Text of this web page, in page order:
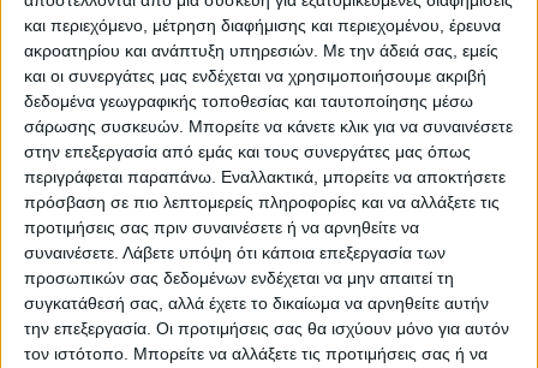
και περιεχόμενο, μέτρηση διαφήμισης και περιεχομένου, έρευνα
ακροατηρίου και ανάπτυξη υπηρεσιών. Με την άδειά σας, εμείς
και οι συνεργάτες μας ενδέχεται να χρησιμοποιήσουμε ακριβή
δεδομένα γεωγραφικής τοποθεσίας και ταυτοποίησης μέσω
σάρωσης συσκευών. Μπορείτε να κάνετε κλικ για να συναινέσετε
στην επεξεργασία από εμάς και τους συνεργάτες μας όπως
περιγράφεται παραπάνω. Εναλλακτικά, μπορείτε να αποκτήσετε
πρόσβαση σε πιο λεπτομερείς πληροφορίες και να αλλάξετε τις
προτιμήσεις σας πριν συναινέσετε ή να αρνηθείτε να
συναινέσετε. Λάβετε υπόψη ότι κάποια επεξεργασία των
προσωπικών σας δεδομένων ενδέχεται να μην απαιτεί τη
συγκατάθεσή σας, αλλά έχετε το δικαίωμα να αρνηθείτε αυτήν
την επεξεργασία. Οι προτιμήσεις σας θα ισχύουν μόνο για αυτόν
τον ιστότοπο. Μπορείτε να αλλάξετε τις προτιμήσεις σας ή να
VIDEO ΤΗΣ ΘΕΣΣΑΛΙΑΣ
Οι 9 άξονες Κουρέτα για να "σωθεί" η
Θεσσαλία από την λειψυδρία